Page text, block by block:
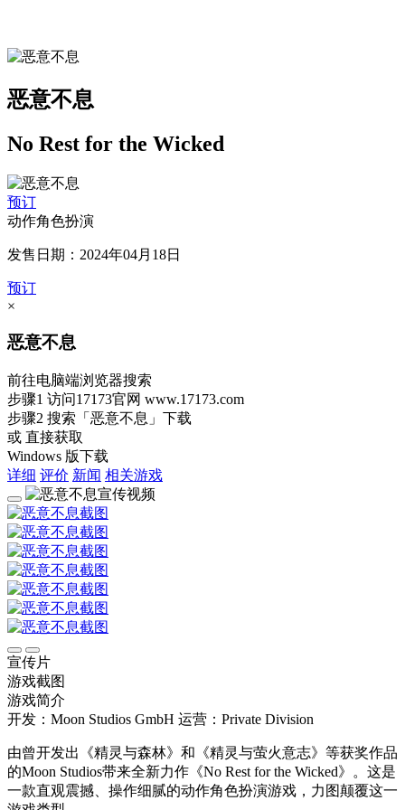
恶意不息
No Rest for the Wicked
预订
动作角色扮演
发售日期：2024年04月18日
预订
×
恶意不息
前往电脑端浏览器搜索
步骤1 访问17173官网 www.17173.com
步骤2 搜索 「恶意不息」 下载
或 直接获取
Windows 版下载
详细 评价 新闻 相关游戏
宣传片
游戏截图
游戏简介
开发：Moon Studios GmbH 运营：Private Division
由曾开发出《精灵与森林》和《精灵与萤火意志》等获奖作品
的Moon Studios带来全新力作《No Rest for the Wicked》。这是
一款直观震撼、操作细腻的动作角色扮演游戏，力图颠覆这一